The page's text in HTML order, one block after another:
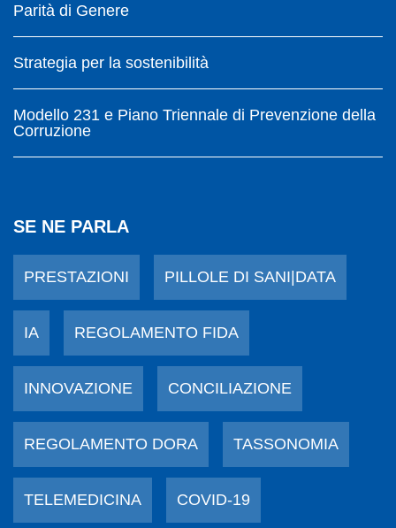
Parità di Genere
Strategia per la sostenibilità
Modello 231 e Piano Triennale di Prevenzione della
Corruzione
SE NE PARLA
PRESTAZIONI PILLOLE DI SANI|DATA
IA REGOLAMENTO FIDA
INNOVAZIONE CONCILIAZIONE
REGOLAMENTO DORA TASSONOMIA
TELEMEDICINA COVID-19